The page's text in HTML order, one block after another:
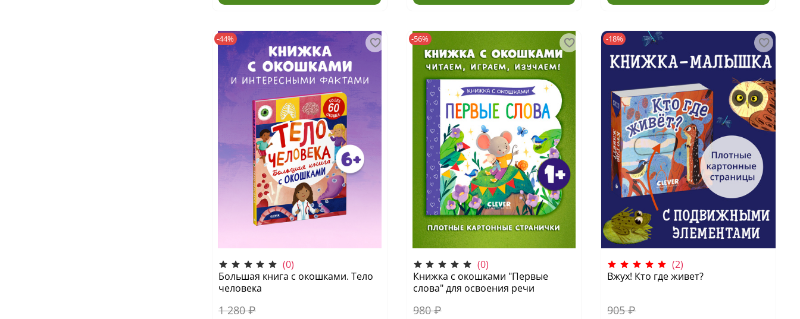
-44%
(0)
Большая книга с окошками. Тело
человека
1 280 ₽
-56%
(0)
Книжка с окошками "Первые
слова" для освоения речи
980 ₽
-18%
(2)
Вжух! Кто где живет?
905 ₽